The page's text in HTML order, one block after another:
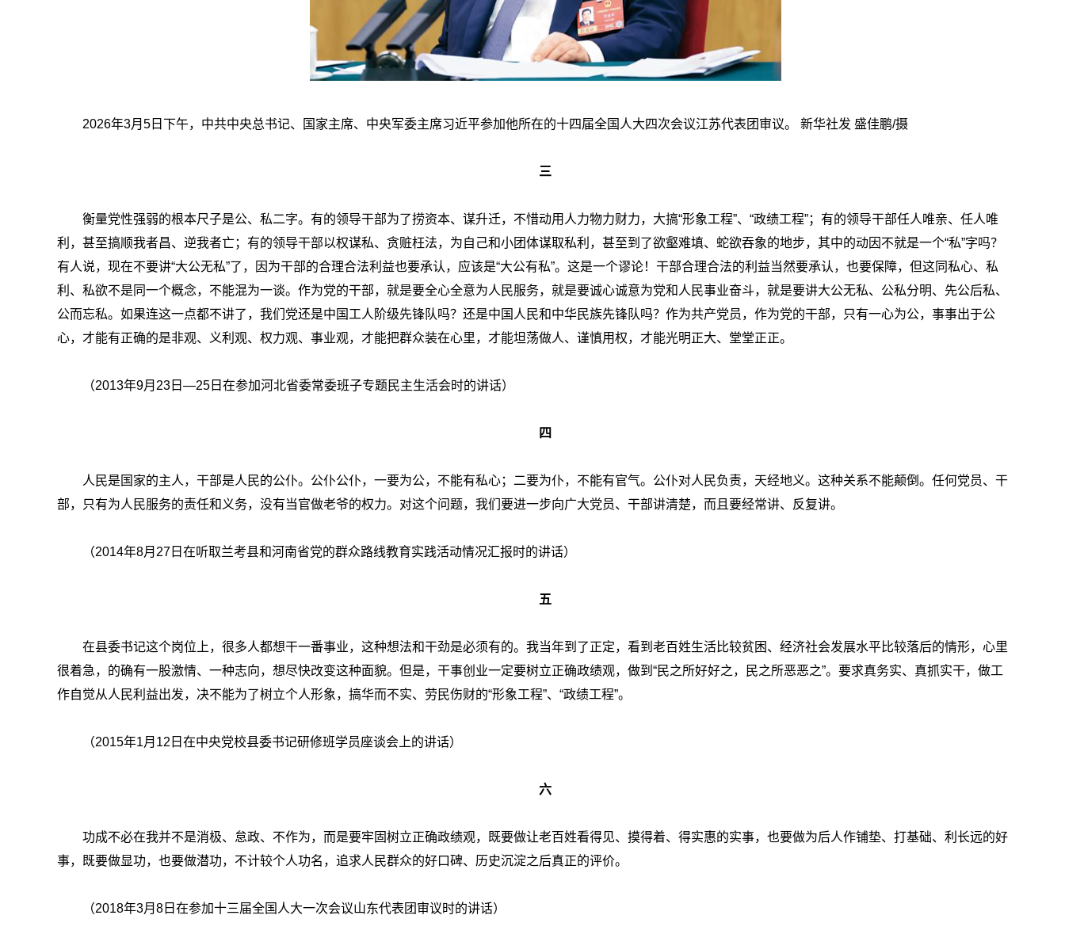
2026年3月5日下午，中共中央总书记、国家主席、中央军委主席习近平参加他所在的十四届全国人大四次会议江苏代表团审议。 新华社发 盛佳鹏/摄
三
衡量党性强弱的根本尺子是公、私二字。有的领导干部为了捞资本、谋升迁，不惜动用人力物力财力，大搞“形象工程”、“政绩工程”；有的领导干部任人唯亲、任人唯
利，甚至搞顺我者昌、逆我者亡；有的领导干部以权谋私、贪赃枉法，为自己和小团体谋取私利，甚至到了欲壑难填、蛇欲吞象的地步，其中的动因不就是一个“私”字吗？
有人说，现在不要讲“大公无私”了，因为干部的合理合法利益也要承认，应该是“大公有私”。这是一个谬论！干部合理合法的利益当然要承认，也要保障，但这同私心、私
利、私欲不是同一个概念，不能混为一谈。作为党的干部，就是要全心全意为人民服务，就是要诚心诚意为党和人民事业奋斗，就是要讲大公无私、公私分明、先公后私、
公而忘私。如果连这一点都不讲了，我们党还是中国工人阶级先锋队吗？还是中国人民和中华民族先锋队吗？作为共产党员，作为党的干部，只有一心为公，事事出于公
心，才能有正确的是非观、义利观、权力观、事业观，才能把群众装在心里，才能坦荡做人、谨慎用权，才能光明正大、堂堂正正。
（2013年9月23日—25日在参加河北省委常委班子专题民主生活会时的讲话）
四
人民是国家的主人，干部是人民的公仆。公仆公仆，一要为公，不能有私心；二要为仆，不能有官气。公仆对人民负责，天经地义。这种关系不能颠倒。任何党员、干
部，只有为人民服务的责任和义务，没有当官做老爷的权力。对这个问题，我们要进一步向广大党员、干部讲清楚，而且要经常讲、反复讲。
（2014年8月27日在听取兰考县和河南省党的群众路线教育实践活动情况汇报时的讲话）
五
在县委书记这个岗位上，很多人都想干一番事业，这种想法和干劲是必须有的。我当年到了正定，看到老百姓生活比较贫困、经济社会发展水平比较落后的情形，心里
很着急，的确有一股激情、一种志向，想尽快改变这种面貌。但是，干事创业一定要树立正确政绩观，做到“民之所好好之，民之所恶恶之”。要求真务实、真抓实干，做工
作自觉从人民利益出发，决不能为了树立个人形象，搞华而不实、劳民伤财的“形象工程”、“政绩工程”。
（2015年1月12日在中央党校县委书记研修班学员座谈会上的讲话）
六
功成不必在我并不是消极、怠政、不作为，而是要牢固树立正确政绩观，既要做让老百姓看得见、摸得着、得实惠的实事，也要做为后人作铺垫、打基础、利长远的好
事，既要做显功，也要做潜功，不计较个人功名，追求人民群众的好口碑、历史沉淀之后真正的评价。
（2018年3月8日在参加十三届全国人大一次会议山东代表团审议时的讲话）